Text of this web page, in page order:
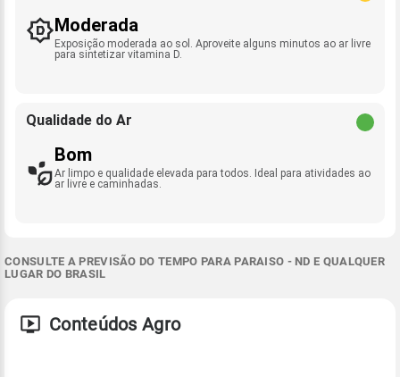
Moderada
Exposição moderada ao sol. Aproveite alguns minutos ao ar livre
para sintetizar vitamina D.
Qualidade do Ar
Bom
Ar limpo e qualidade elevada para todos. Ideal para atividades ao
ar livre e caminhadas.
CONSULTE A PREVISÃO DO TEMPO PARA PARAISO - ND E QUALQUER
LUGAR DO BRASIL
Conteúdos Agro